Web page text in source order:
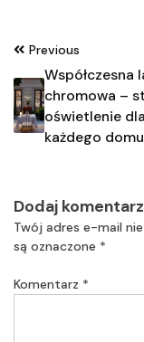
Nawigacja
wpisu
Previous
Współczesna
chromowa –
oświetlenie dla
każdego domu
Dodaj komentarz
Twój adres e-mail
są oznaczone *
Komentarz *